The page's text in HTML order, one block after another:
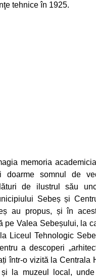
tehnice în 1925.
memoria
doarme somnul de
de ilustrul său
Sebeș și
au propus, și în
pe Valea Sebeșului, la
Liceul Tehnologic
a descoperi
într-o vizită la Centrala
și la muzeul local,